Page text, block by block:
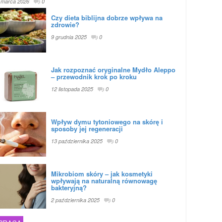
Czy dieta biblijna dobrze wpływa na
zdrowie?
9 grudnia 2025 0
Jak rozpoznać oryginalne Mydło Aleppo
– przewodnik krok po kroku
12 listopada 2025 0
Wpływ dymu tytoniowego na skórę i
sposoby jej regeneracji
13 października 2025 0
Mikrobiom skóry – jak kosmetyki
wpływają na naturalną równowagę
bakteryjną?
2 października 2025 0